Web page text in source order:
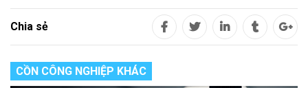
Chia sẻ
CỒN CÔNG NGHIỆP KHÁC